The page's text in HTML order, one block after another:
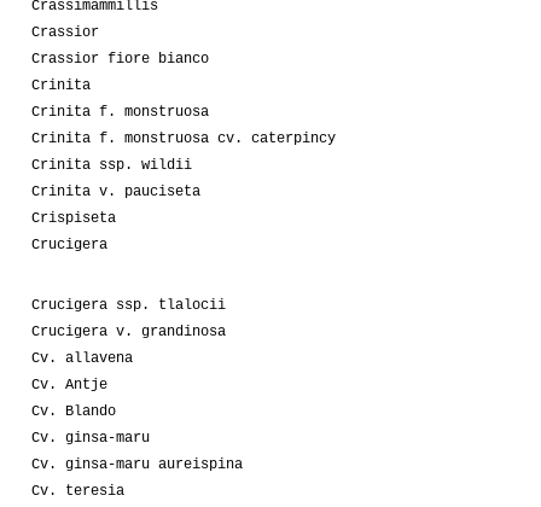
Crassimammillis
Crassior
Crassior fiore bianco
Crinita
Crinita f. monstruosa
Crinita f. monstruosa cv. caterpincy
Crinita ssp. wildii
Crinita v. pauciseta
Crispiseta
Crucigera
Crucigera ssp. tlalocii
Crucigera v. grandinosa
Cv. allavena
Cv. Antje
Cv. Blando
Cv. ginsa-maru
Cv. ginsa-maru aureispina
Cv. teresia